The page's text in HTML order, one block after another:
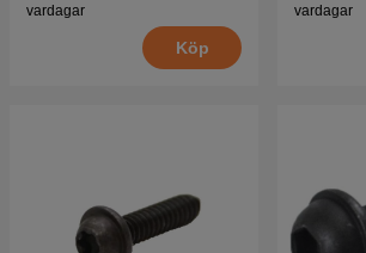
vardagar
Köp
vardagar